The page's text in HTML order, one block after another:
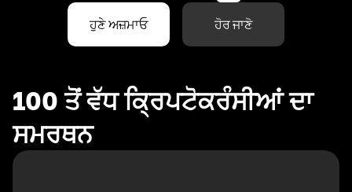
ਹੁਣੇ ਅਜ਼ਮਾਓ ਹੋਰ ਜਾਣੋ
100 ਤੋਂ ਵੱਧ ਕ੍ਰਿਪਟੋਕਰੰਸੀਆਂ ਦਾ
ਸਮਰਥਨ